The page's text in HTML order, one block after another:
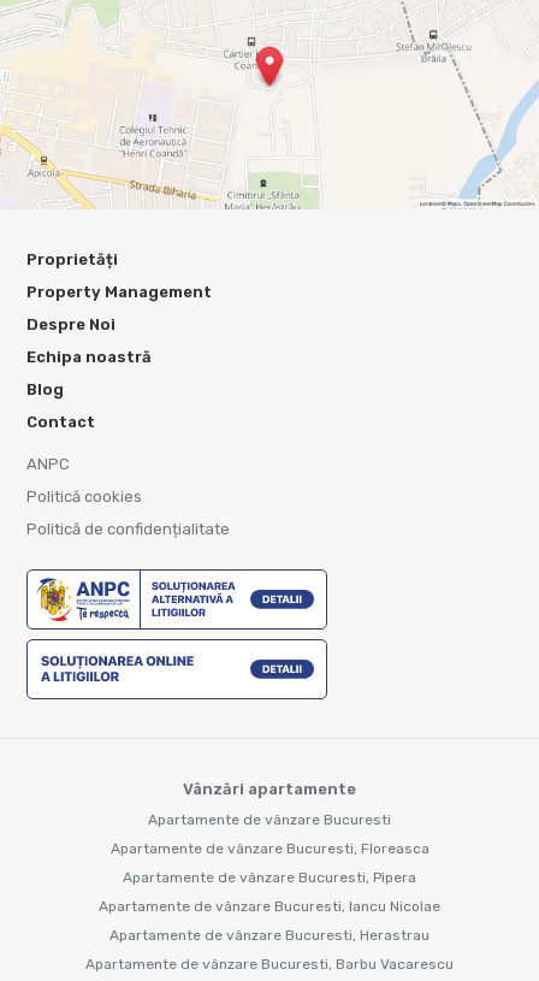
Proprietăți
Property Management
Despre Noi
Echipa noastră
Blog
Contact
ANPC
Politică cookies
Politică de confidențialitate
Vânzări apartamente
Apartamente de vânzare Bucuresti
Apartamente de vânzare Bucuresti, Floreasca
Apartamente de vânzare Bucuresti, Pipera
Apartamente de vânzare Bucuresti, Iancu Nicolae
Apartamente de vânzare Bucuresti, Herastrau
Apartamente de vânzare Bucuresti, Barbu Vacarescu